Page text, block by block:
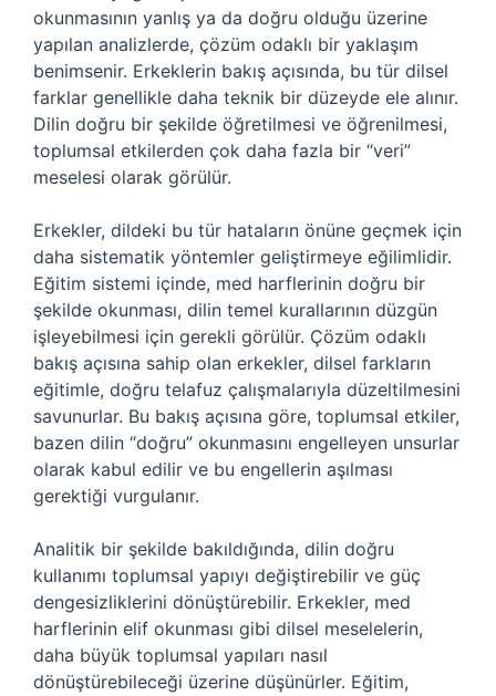
okunmasının yanlış ya da doğru olduğu üzerine
yapılan analizlerde, çözüm odaklı bir yaklaşım
benimsenir. Erkeklerin bakış açısında, bu tür dilsel
farklar genellikle daha teknik bir düzeyde ele alınır.
Dilin doğru bir şekilde öğretilmesi ve öğrenilmesi,
toplumsal etkilerden çok daha fazla bir “veri”
meselesi olarak görülür.
Erkekler, dildeki bu tür hataların önüne geçmek için
daha sistematik yöntemler geliştirmeye eğilimlidir.
Eğitim sistemi içinde, med harflerinin doğru bir
şekilde okunması, dilin temel kurallarının düzgün
işleyebilmesi için gerekli görülür. Çözüm odaklı
bakış açısına sahip olan erkekler, dilsel farkların
eğitimle, doğru telafuz çalışmalarıyla düzeltilmesini
savunurlar. Bu bakış açısına göre, toplumsal etkiler,
bazen dilin “doğru” okunmasını engelleyen unsurlar
olarak kabul edilir ve bu engellerin aşılması
gerektiği vurgulanır.
Analitik bir şekilde bakıldığında, dilin doğru
kullanımı toplumsal yapıyı değiştirebilir ve güç
dengesizliklerini dönüştürebilir. Erkekler, med
harflerinin elif okunması gibi dilsel meselelerin,
daha büyük toplumsal yapıları nasıl
dönüştürebileceği üzerine düşünürler. Eğitim,